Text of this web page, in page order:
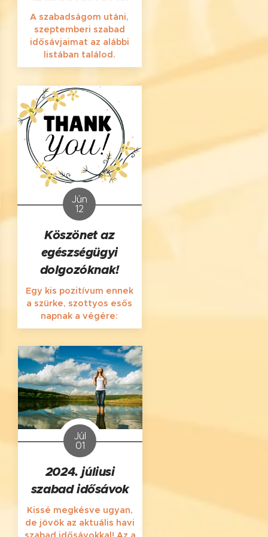
A szabadságom utáni,
szeptemberi szabad
idősávjaimat az alábbi
listában találod.
Júl
01
2024. júliusi
szabad idősávok
Kissé megkésve ugyan,
de jövök az aktuális havi
Jún
12
Köszönet az
egészségügyi
dolgozóknak!
Egy kis pozitívum ennek
a szürke, szottyos esős
napnak a végére: